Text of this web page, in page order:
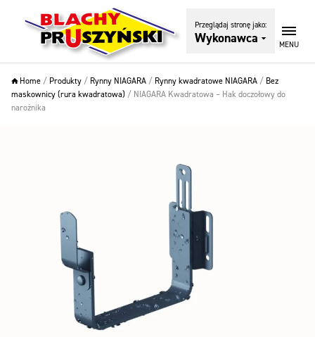
Przeglądaj stronę jako:
Wykonawca MENU
Home / Produkty / Rynny NIAGARA / Rynny kwadratowe NIAGARA / Bez
maskownicy (rura kwadratowa) / NIAGARA Kwadratowa – Hak doczołowy do
narożnika